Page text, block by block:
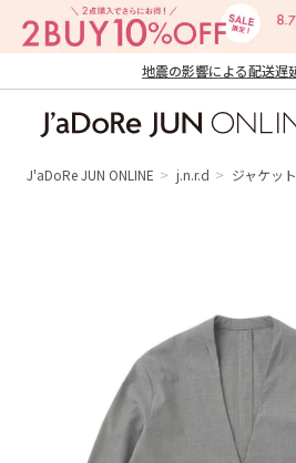
地震の影響による配送遅
ン オンライン）
J'aDoRe JUN ONLINE j.n.r.d ジャケッ